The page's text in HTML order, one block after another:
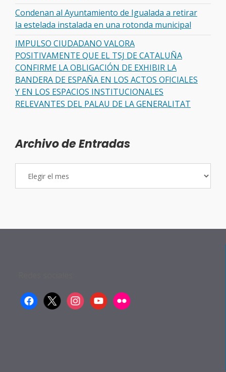
Condenan al Ayuntamiento de Igualada a retirar
la estelada instalada en una rotonda municipal
IMPULSO CIUDADANO VALORA
POSITIVAMENTE QUE EL TSJ DE CATALUÑA
CONFIRME LA OBLIGACIÓN DE EXHIBIR LA
BANDERA DE ESPAÑA EN LOS ACTOS OFICIALES
Y EN LOS ESPACIOS INSTITUCIONALES
RELEVANTES DEL PALAU DE LA GENERALITAT
Archivo de Entradas
facebook
x instagramyoutubeflickr